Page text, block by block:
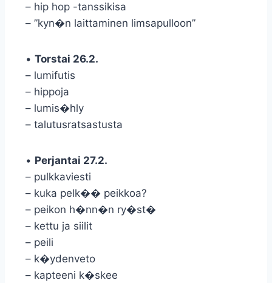
– hip hop -tanssikisa
– ”kyn�n laittaminen limsapulloon”
• Torstai 26.2.
– lumifutis
– hippoja
– lumis�hly
– talutusratsastusta
• Perjantai 27.2.
– pulkkaviesti
– kuka pelk�� peikkoa?
– peikon h�nn�n ry�st�
– kettu ja siilit
– peili
– k�ydenveto
– kapteeni k�skee